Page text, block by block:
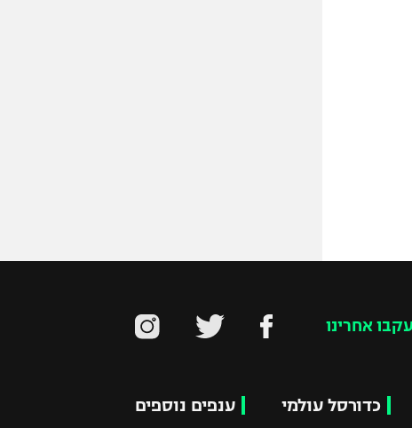
עקבו אחרינו
כדורסל עולמי ענפים נוספים